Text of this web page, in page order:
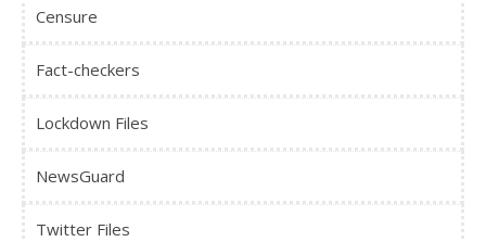
Censure
Fact-checkers
Lockdown Files
NewsGuard
Twitter Files